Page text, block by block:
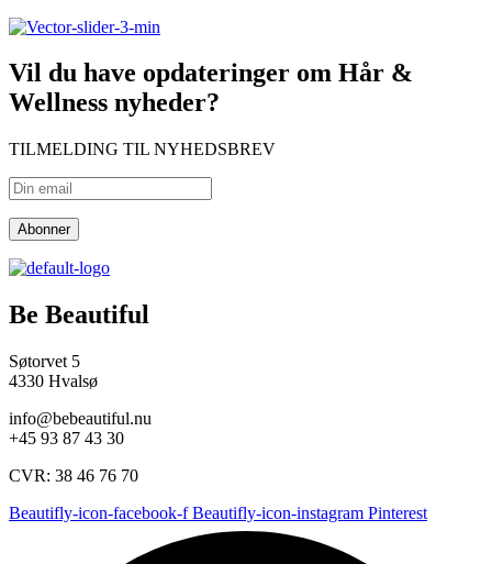
Vil du have opdateringer om Hår &
Wellness nyheder?
TILMELDING TIL NYHEDSBREV
Be Beautiful
Søtorvet 5
4330 Hvalsø
info@bebeautiful.nu
+45 93 87 43 30
CVR: 38 46 76 70
Beautifly-icon-facebook-f Beautifly-icon-instagram Pinterest